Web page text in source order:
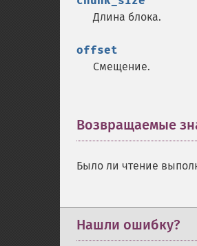
Длина блока.
offset
Смещение.
Возвращаемые
Было ли чтение
Нашли ошибку?